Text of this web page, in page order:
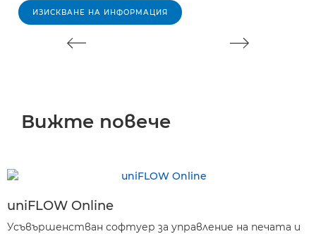
ИЗИСКВАНЕ НА ИНФОРМАЦИЯ
Вижте повече
uniFLOW Online
Усъвършенстван софтуер за управление на печата и